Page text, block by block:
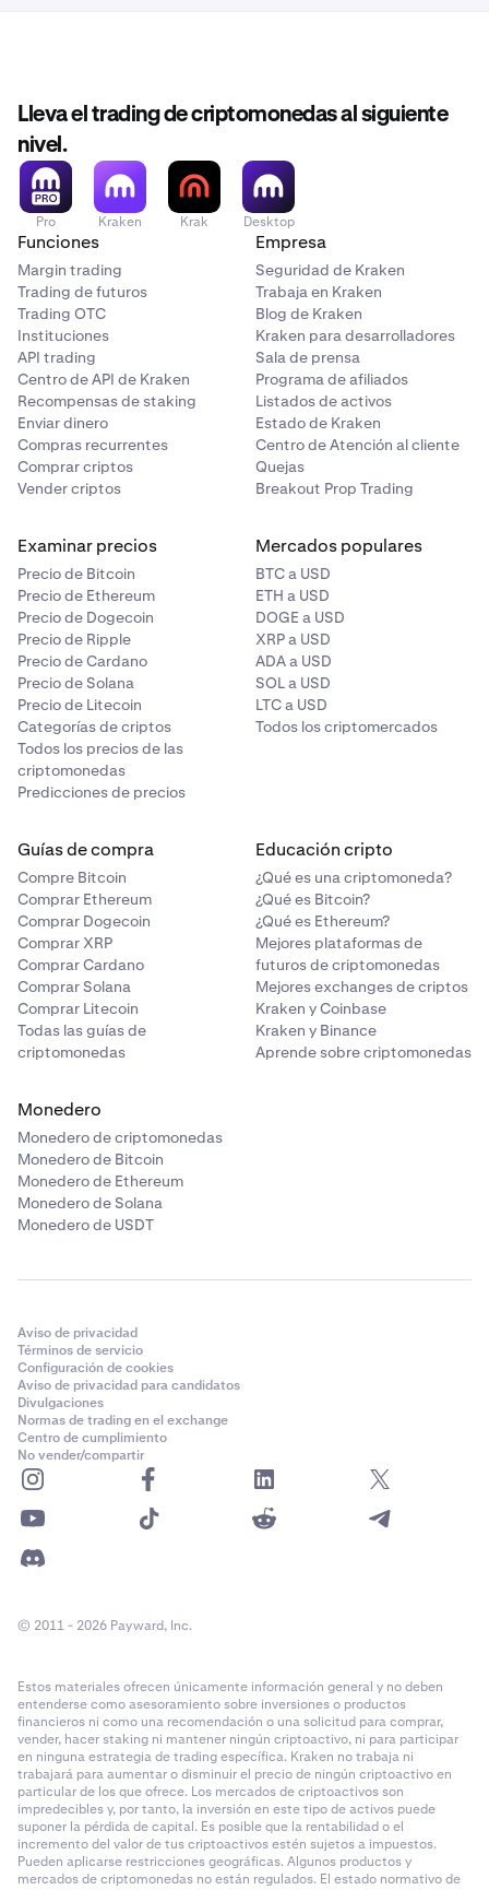
Lleva el trading de criptomonedas al siguiente
nivel.
Pro Kraken Krak Desktop
Funciones
Margin trading
Trading de futuros
Trading OTC
Instituciones
API trading
Centro de API de Kraken
Recompensas de staking
Enviar dinero
Compras recurrentes
Comprar criptos
Vender criptos
Empresa
Seguridad de Kraken
Trabaja en Kraken
Blog de Kraken
Kraken para desarrolladores
Sala de prensa
Programa de afiliados
Listados de activos
Estado de Kraken
Centro de Atención al cliente
Quejas
Breakout Prop Trading
Examinar precios
Precio de Bitcoin
Precio de Ethereum
Precio de Dogecoin
Precio de Ripple
Precio de Cardano
Precio de Solana
Precio de Litecoin
Categorías de criptos
Todos los precios de las
criptomonedas
Predicciones de precios
Mercados populares
BTC a USD
ETH a USD
DOGE a USD
XRP a USD
ADA a USD
SOL a USD
LTC a USD
Todos los criptomercados
Guías de compra
Compre Bitcoin
Comprar Ethereum
Comprar Dogecoin
Comprar XRP
Comprar Cardano
Comprar Solana
Comprar Litecoin
Todas las guías de
criptomonedas
Educación cripto
¿Qué es una criptomoneda?
¿Qué es Bitcoin?
¿Qué es Ethereum?
Mejores plataformas de
futuros de criptomonedas
Mejores exchanges de criptos
Kraken y Coinbase
Kraken y Binance
Aprende sobre criptomonedas
Monedero
Monedero de criptomonedas
Monedero de Bitcoin
Monedero de Ethereum
Monedero de Solana
Monedero de USDT
Aviso de privacidad
Términos de servicio
Configuración de cookies
Aviso de privacidad para candidatos
Divulgaciones
Normas de trading en el exchange
Centro de cumplimiento
No vender/compartir
© 2011 - 2026 Payward, Inc.
Estos materiales ofrecen únicamente información general y no deben
entenderse como asesoramiento sobre inversiones o productos
financieros ni como una recomendación o una solicitud para comprar,
vender, hacer staking ni mantener ningún criptoactivo, ni para participar
en ninguna estrategia de trading específica. Kraken no trabaja ni
trabajará para aumentar o disminuir el precio de ningún criptoactivo en
particular de los que ofrece. Los mercados de criptoactivos son
impredecibles y, por tanto, la inversión en este tipo de activos puede
suponer la pérdida de capital. Es posible que la rentabilidad o el
incremento del valor de tus criptoactivos estén sujetos a impuestos.
Pueden aplicarse restricciones geográficas. Algunos productos y
mercados de criptomonedas no están regulados. El estado normativo de